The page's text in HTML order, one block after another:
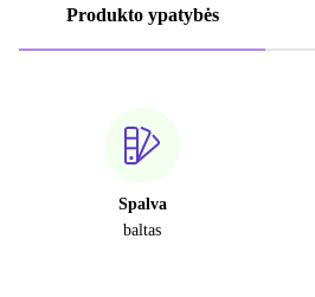
Produkto ypatybės
Spalva
baltas